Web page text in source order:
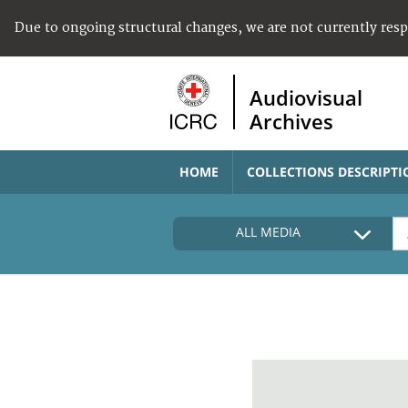
Due to ongoing structural changes, we are not currently
Audiovisual
Archives
HOME COLLECTIONS
ALL MEDIA